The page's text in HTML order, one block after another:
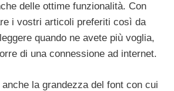
delle ottime funzionalità. Con
i vostri articoli preferiti così da
quando ne avete più voglia,
di una connessione ad internet.
la grandezza del font con cui